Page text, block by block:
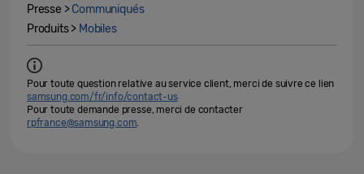
Presse >Communiqués
Produits > Mobiles
Pour toute question relative au service client, merci de suivre ce lien
samsung.com/fr/info/contact-us
Pour toute demande presse, merci de contacter
rpfrance@samsung.com.